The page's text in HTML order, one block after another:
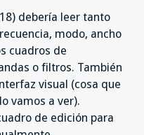
debería leer tanto
modo, ancho
cuadros de
o filtros. También
visual (cosa que
vamos a ver).
de edición para